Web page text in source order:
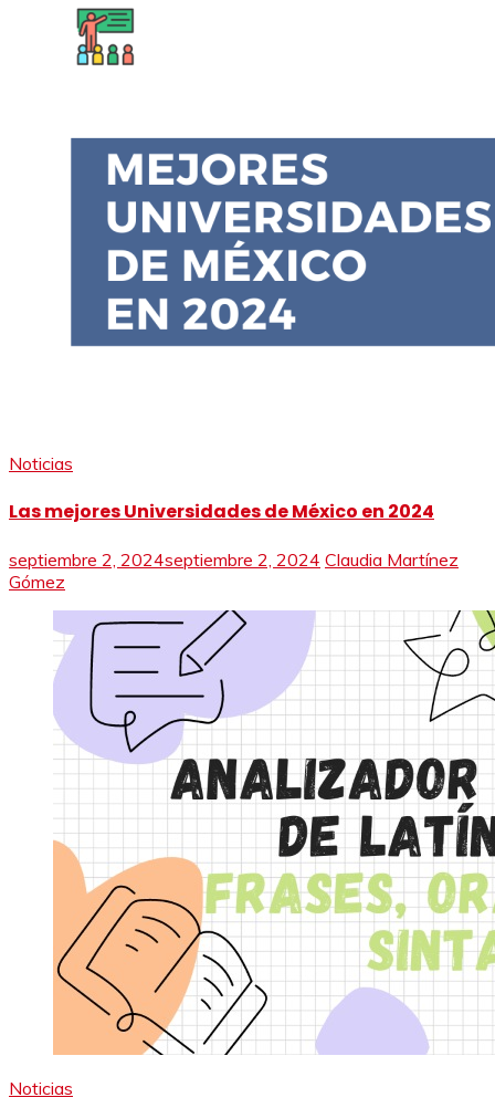
Noticias
Las mejores Universidades de México en 2024
septiembre 2, 2024septiembre 2, 2024 Claudia Martínez
Gómez
Noticias